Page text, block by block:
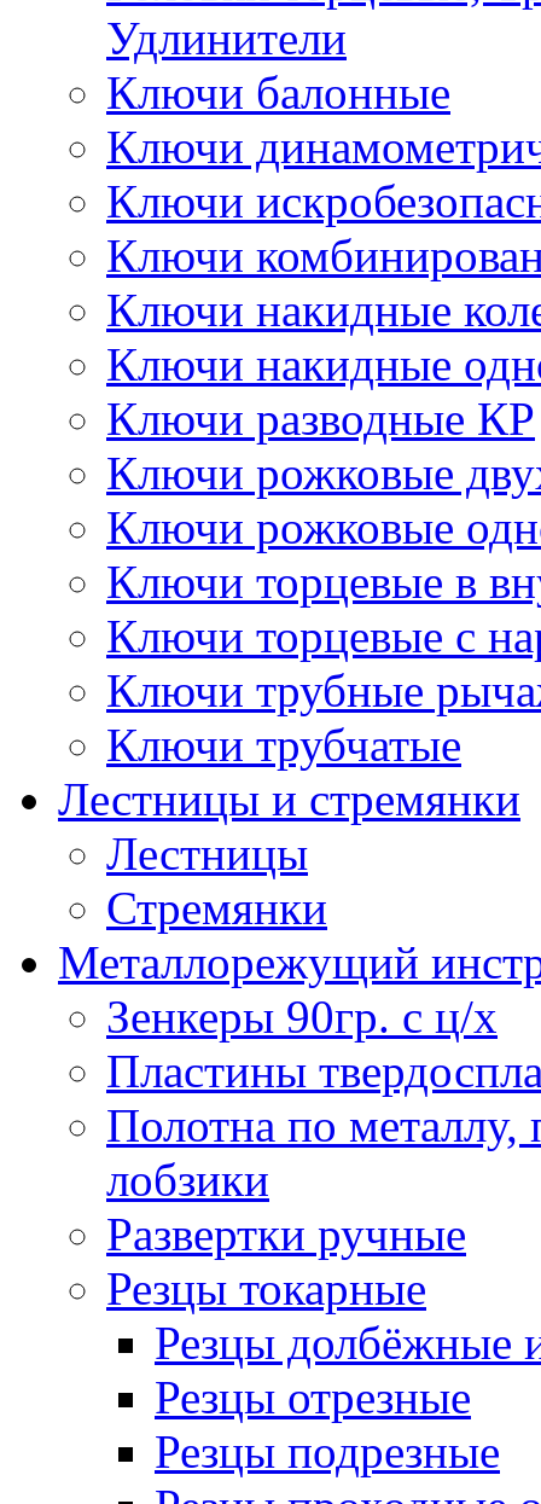
Удлинители
Ключи балонные
Ключи
Ключи
Ключи
Ключи накидные
Ключи накидные
Ключи разводные КР
Ключи рожковые
Ключи рожковые
Ключи торцевые в
Ключи торцевые с
Ключи трубные
Ключи трубчатые
Лестницы и стремянки
Лестницы
Стремянки
Металлорежущий
Зенкеры 90гр. с ц/х
Пластины
Полотна по
лобзики
Развертки ручные
Резцы токарные
Резцы долбёжные
Резцы отрезные
Резцы подрезные